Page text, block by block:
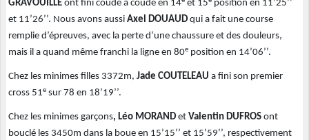
GRAVOUILLE ont fini coude à coude en 14 et 15
position en 11’25’’
et 11’26’’. Nous avons aussi Axel DOUAUD qui a fait une course
remplie d’épreuves, avec la perte d’une chaussure et des douleurs,
mais il a quand même franchi la ligne en 80e position en 14’06’’.
Chez les minimes filles 3372m, Jade COUTELEAU a fini son premier
cross 51e sur 78 en 18’19’’.
Chez les minimes garçons, Léo MORAND et Valentin DUFROS ont
bouclé les 3450m dans la boue en 15’15’’ et 15’59’’, respectivement